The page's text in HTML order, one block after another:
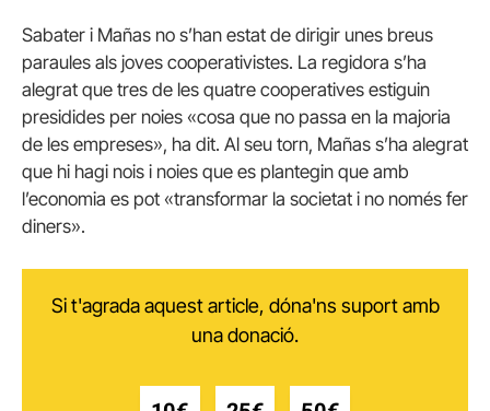
Sabater i Mañas no s’han estat de dirigir unes breus
paraules als joves cooperativistes. La regidora s’ha
alegrat que tres de les quatre cooperatives estiguin
presidides per noies «cosa que no passa en la majoria
de les empreses», ha dit. Al seu torn, Mañas s’ha alegrat
que hi hagi nois i noies que es plantegin que amb
l’economia es pot «transformar la societat i no només fer
diners».
Si t'agrada aquest article, dóna'ns suport amb
una donació.